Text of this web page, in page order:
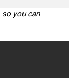
so you can